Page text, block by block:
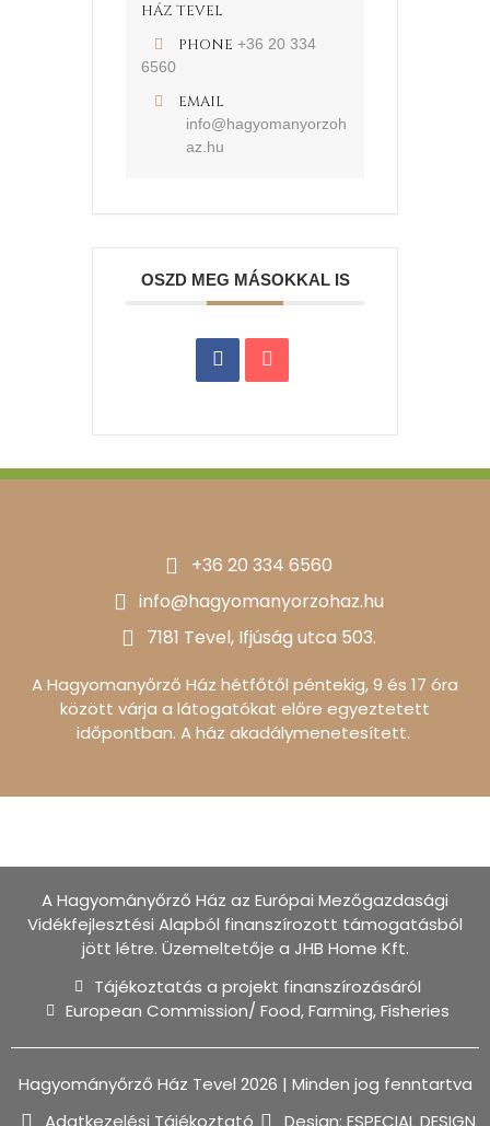
HÁZ TEVEL
PHONE +36 20 334
6560
EMAIL
info@hagyomanyorzoh
az.hu
OSZD MEG MÁSOKKAL IS
+36 20 334 6560
info@hagyomanyorzohaz.hu
7181 Tevel, Ifjúság utca 503.
A Hagyomanyőrző Ház hétfőtől péntekig, 9 és 17 óra
között várja a látogatókat előre egyeztetett
időpontban. A ház akadálymenetesített.
A Hagyományőrző Ház az Európai Mezőgazdasági
Vidékfejlesztési Alapból finanszírozott támogatásból
jött létre. Üzemeltetője a JHB Home Kft.
Tájékoztatás a projekt finanszírozásáról
European Commission/ Food, Farming, Fisheries
Hagyományőrző Ház Tevel 2026 | Minden jog fenntartva